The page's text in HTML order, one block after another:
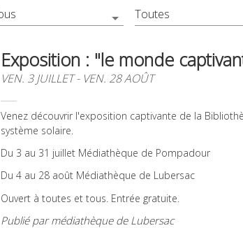
Exposition : "le monde
VEN. 3 JUILLET - VEN. 28 AOÛT
Venez découvrir l'exposition captivante de la
système solaire.
Du 3 au 31 juillet Médiathèque de Pompadour
Du 4 au 28 août Médiathèque de Lubersac
Ouvert à toutes et tous. Entrée gratuite.
Publié par médiathèque de Lubersac